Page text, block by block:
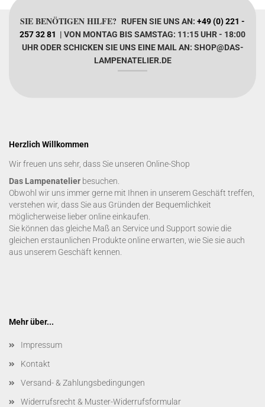
SIE BENÖTIGEN HILFE? RUFEN SIE UNS AN: +49 (0) 221 -
257 32 81 | VON MONTAG BIS SAMSTAG: 11:15 UHR - 18:00
UHR ODER SCHICKEN SIE UNS EINE MAIL AN: SHOP@DAS-
LAMPENATELIER.DE
Herzlich Willkommen
Wir freuen uns sehr, dass Sie unseren Online-Shop
Das Lampenatelier besuchen.
Obwohl wir uns immer gerne mit Ihnen in unserem Geschäft treffen,
verstehen wir, dass Sie aus Gründen der Bequemlichkeit
möglicherweise lieber online einkaufen.
Sie können das gleiche Maß an Service und Support sowie die
gleichen erstaunlichen Produkte online erwarten, wie Sie sie auch
aus unserem Geschäft kennen.
Mehr über...
Impressum
Kontakt
Versand- & Zahlungsbedingungen
Widerrufsrecht & Muster-Widerrufsformular